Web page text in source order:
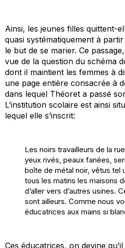
Ainsi, les jeunes filles quittent-
quasi systématiquement à
le but de se marier. Ce
vue de la question du schéma
dont il maintient les femmes à
une page entière consacrée à
dans lequel Théoret a passé
L’institution scolaire est ainsi
lequel elle s’inscrit:
Les noirs travailleurs de la
yeux rivés, peaux fanées,
boîte de métal noir, vêtus tel
tous les matins les maisons
d’aller vers d’autres usines.
sont ailleurs. Comme nous
éducatrices aux mains si
Ces éducatrices, on devine qu’il